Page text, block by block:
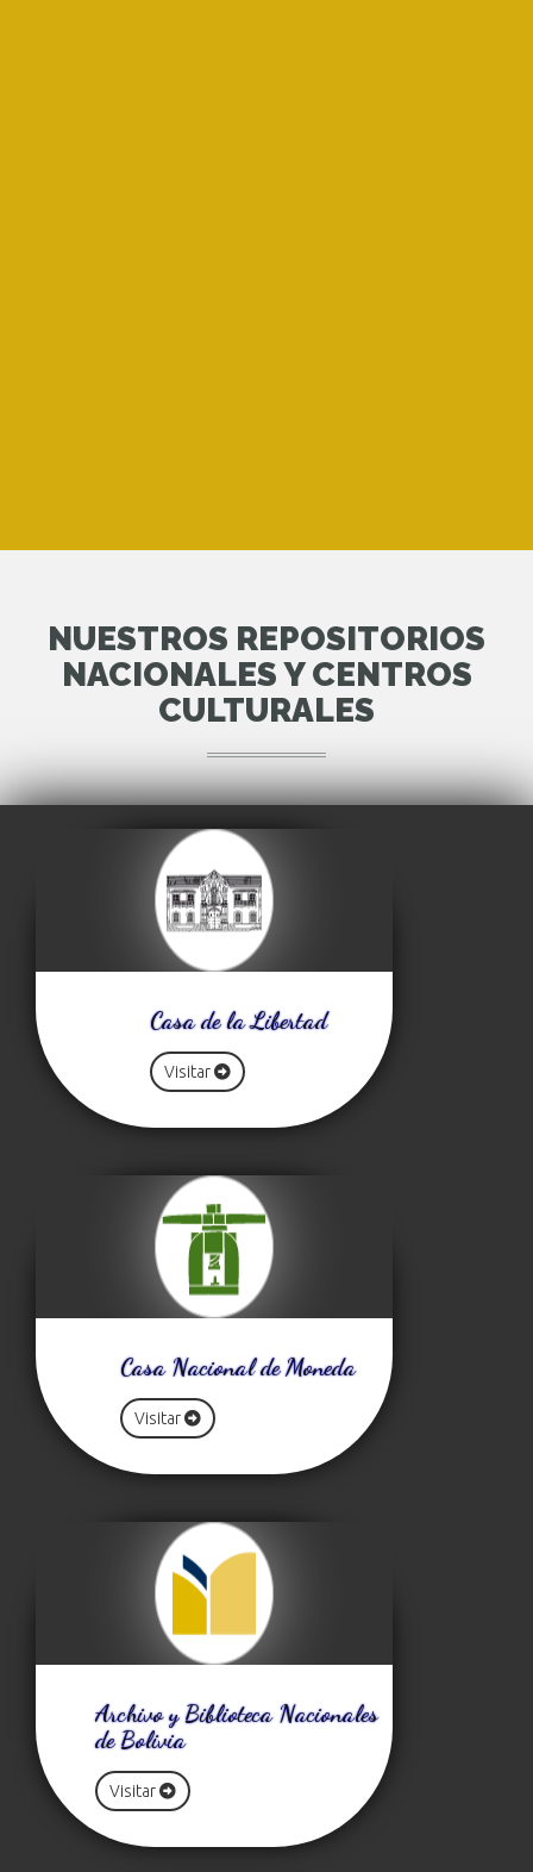
NUESTROS REPOSITORIOS
NACIONALES Y CENTROS
CULTURALES
Casa de la Libertad
Visitar
Casa Nacional de Moneda
Visitar
Archivo y Biblioteca Nacionales
de Bolivia
Visitar